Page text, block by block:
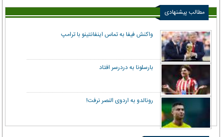
مطالب پیشنهادی
واکنش فیفا به تماس اینفانتینو با ترامپ
بارسلونا به دردرسر افتاد
رونالدو به اردوی النصر نرفت!